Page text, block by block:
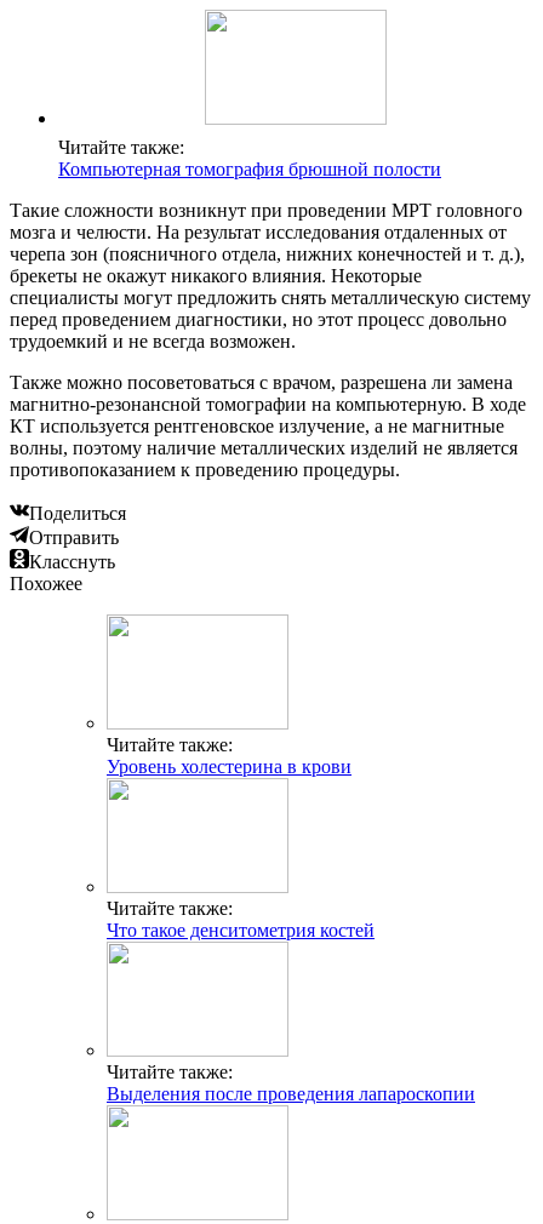
Читайте также:
Компьютерная томография брюшной полости
Такие сложности возникнут при проведении МРТ головного
мозга и челюсти. На результат исследования отдаленных от
черепа зон (поясничного отдела, нижних конечностей и т. д.),
брекеты не окажут никакого влияния. Некоторые
специалисты могут предложить снять металлическую систему
перед проведением диагностики, но этот процесс довольно
трудоемкий и не всегда возможен.
Также можно посоветоваться с врачом, разрешена ли замена
магнитно-резонансной томографии на компьютерную. В ходе
КТ используется рентгеновское излучение, а не магнитные
волны, поэтому наличие металлических изделий не является
противопоказанием к проведению процедуры.
Поделиться
Отправить
Класснуть
Похожее
Читайте также:
Уровень холестерина в крови
Читайте также:
Что такое денситометрия костей
Читайте также:
Выделения после проведения лапароскопии